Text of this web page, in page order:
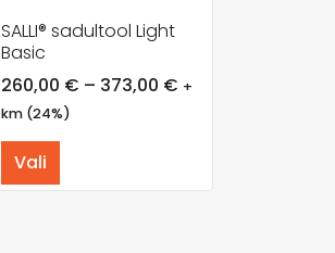
SALLI® sadultool Light
Basic
260,00 € – 373,00 € +
km (24%)
Vali